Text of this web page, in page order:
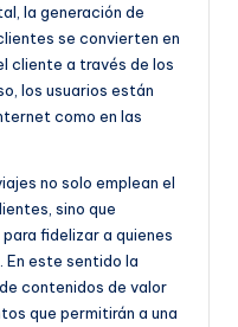
la generación de
se convierten en
cliente a través de los
los usuarios están
como en las
no solo emplean el
sino que
fidelizar a quienes
En este sentido la
contenidos de valor
que permitirán a una